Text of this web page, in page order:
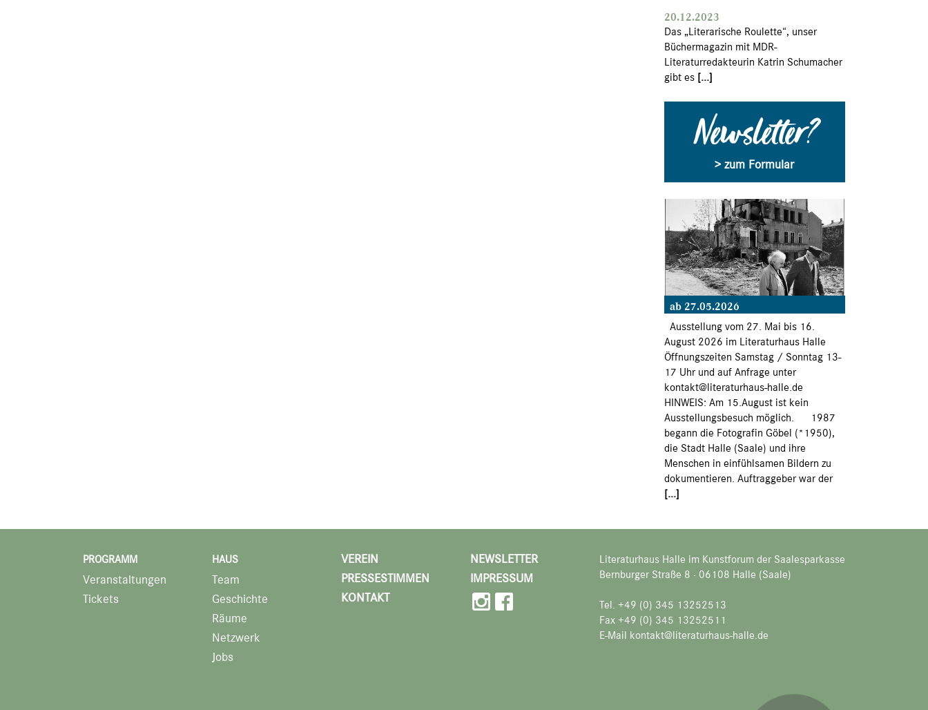
20.12.2023
Das „Literarische Roulette“, unser
Büchermagazin mit MDR-
Literaturredakteurin Katrin Schumacher
gibt es [...]
Newsletter?
> zum Formular
ab 27.05.2026
Ausstellung vom 27. Mai bis 16.
August 2026 im Literaturhaus Halle
Öffnungszeiten Samstag / Sonntag 13-
17 Uhr und auf Anfrage unter
kontakt@literaturhaus-halle.de
HINWEIS: Am 15.August ist kein
Ausstellungsbesuch möglich. 1987
begann die Fotografin Göbel (*1950),
die Stadt Halle (Saale) und ihre
Menschen in einfühlsamen Bildern zu
dokumentieren. Auftraggeber war der
[...]
PROGRAMM
Veranstaltungen
Tickets
HAUS
Team
Geschichte
Räume
Netzwerk
Jobs
VEREIN
PRESSESTIMMEN
KONTAKT
NEWSLETTER
IMPRESSUM
Literaturhaus Halle im Kunstforum der Saalesparkasse
Bernburger Straße 8 · 06108 Halle (Saale)
Tel. +49 (0) 345 13252513
Fax +49 (0) 345 13252511
E-Mail kontakt@literaturhaus-halle.de